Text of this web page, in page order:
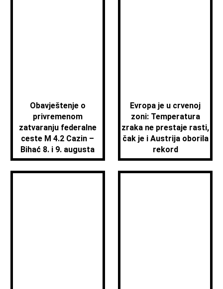
Obavještenje o
privremenom
zatvaranju federalne
ceste M 4.2 Cazin –
Bihać 8. i 9. augusta
Evropa je u crvenoj
zoni: Temperatura
zraka ne prestaje rasti,
čak je i Austrija oborila
rekord